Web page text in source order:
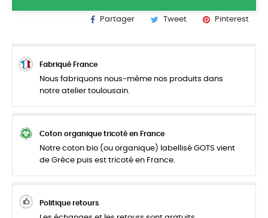
Partager Tweet Pinterest
Fabriqué France
Nous fabriquons nous-même nos produits dans
notre atelier toulousain.
Coton organique tricoté en France
Notre coton bio (ou organique) labellisé GOTS vient
de Grèce puis est tricoté en France.
Politique retours